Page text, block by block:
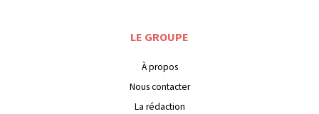
LE GROUPE
À propos
Nous contacter
La rédaction